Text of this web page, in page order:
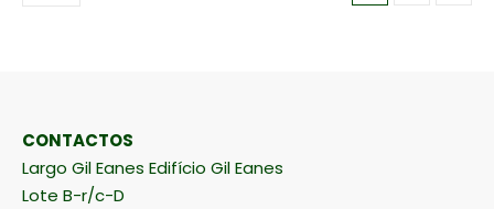
CONTACTOS
Largo Gil Eanes Edifício Gil Eanes
Lote B-r/c-D